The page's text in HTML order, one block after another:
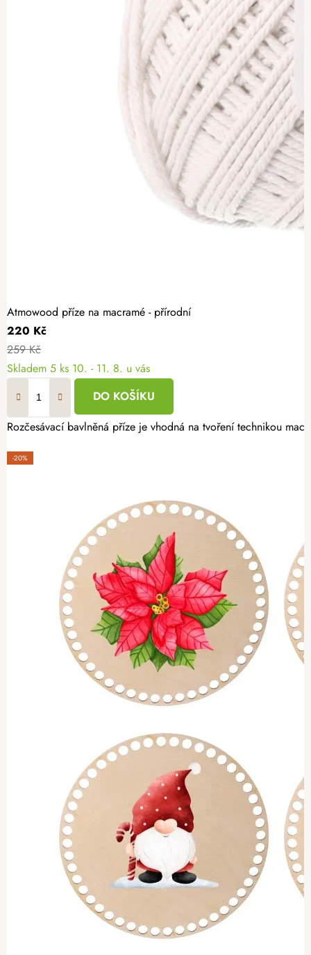
Atmowood příze na macramé - přírodní
220 Kč
259 Kč
Skladem 5 ks 10. - 11. 8. u vás
DO KOŠÍKU
Rozčesávací bavlněná příze je vhodná na tvoření technikou
-20%